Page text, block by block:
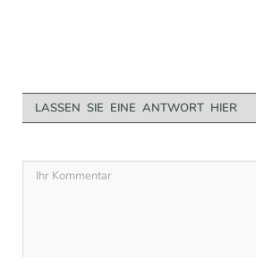
LASSEN SIE EINE ANTWORT HIER